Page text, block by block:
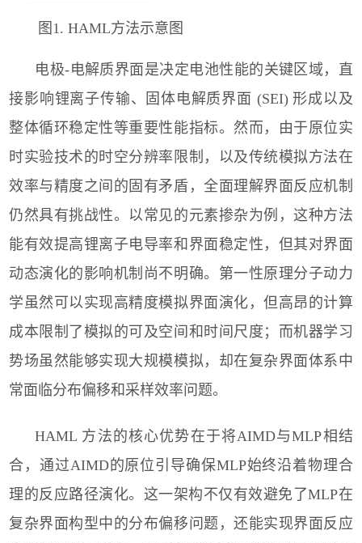
图1. HAML方法示意图
电极-电解质界面是决定电池性能的关键区域，直
接影响锂离子传输、固体电解质界面 (SEI)形成以及
整体循环稳定性等重要性能指标。然而，由于原位实
时实验技术的时空分辨率限制，以及传统模拟方法在
效率与精度之间的固有矛盾，全面理解界面反应机制
仍然具有挑战性。以常见的元素掺杂为例，这种方法
能有效提高锂离子电导率和界面稳定性，但其对界面
动态演化的影响机制尚不明确。第一性原理分子动力
学虽然可以实现高精度模拟界面演化，但高昂的计算
成本限制了模拟的可及空间和时间尺度；而机器学习
势场虽然能够实现大规模模拟，却在复杂界面体系中
常面临分布偏移和采样效率问题。
HAML 方法的核心优势在于将AIMD与MLP相结
合，通过AIMD的原位引导确保MLP始终沿着物理合
理的反应路径演化。这一架构不仅有效避免了MLP在
复杂界面构型中的分布偏移问题，还能实现界面反应